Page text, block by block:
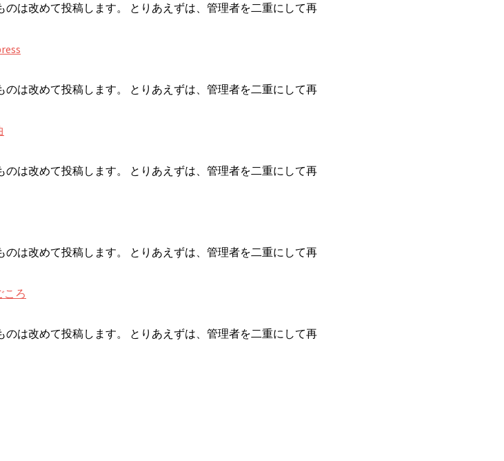
は改めて投稿します。 とりあえずは、管理者を二重にして再
は改めて投稿します。 とりあえずは、管理者を二重にして再
は改めて投稿します。 とりあえずは、管理者を二重にして再
は改めて投稿します。 とりあえずは、管理者を二重にして再
ころ
は改めて投稿します。 とりあえずは、管理者を二重にして再